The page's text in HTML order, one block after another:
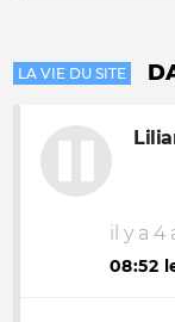
LA VIE DU SITE
il y a 4
08:52